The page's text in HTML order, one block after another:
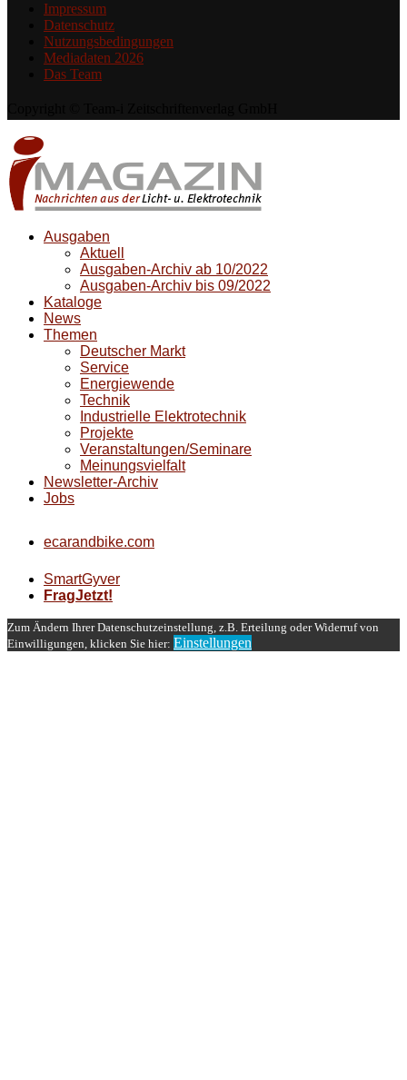
Impressum
Datenschutz
Nutzungsbedingungen
Mediadaten 2026
Das Team
Ausgaben
Aktuell
Ausgaben-Archiv ab 10/2022
Ausgaben-Archiv bis 09/2022
Kataloge
News
Themen
Deutscher Markt
Service
Energiewende
Technik
Industrielle Elektrotechnik
Projekte
Veranstaltungen/Seminare
Meinungsvielfalt
Newsletter-Archiv
Jobs
ecarandbike.com
SmartGyver
FragJetzt!
Zum Ändern Ihrer Datenschutzeinstellung, z.B. Erteilung oder Widerruf von
Einwilligungen, klicken Sie hier: Einstellungen